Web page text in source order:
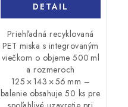
DETAIL
Priehľadná recyklovaná
PET miska s integrovaným
viečkom o objeme 500 ml
a rozmeroch
125 × 143 × 56 mm –
balenie obsahuje 50 ks pre